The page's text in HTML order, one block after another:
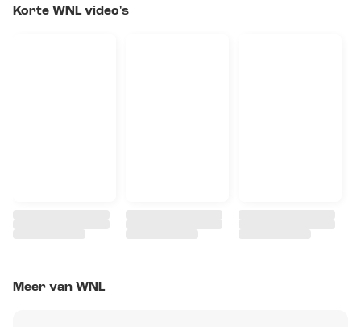
Korte WNL video's
Meer van WNL